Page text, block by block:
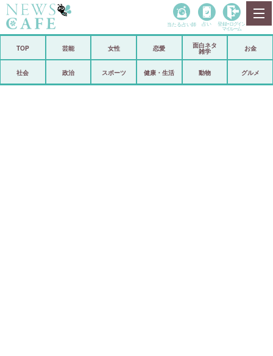
政治
当たる占い師 占い 登録• ログイン
マイルーム
TOP 芸能 女性 恋愛
面白ネタ
雑学
お金
社会 政治 スポーツ 健康・生活 動物 グルメ